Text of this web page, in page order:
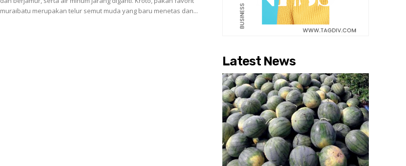
muraibatu merupakan telur semut muda yang baru menetas dan...
Latest News